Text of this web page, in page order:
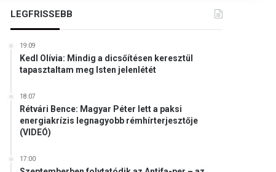
LEGFRISSEBB
19:09
Kedl Olívia: Mindig a dicsőítésen keresztül
tapasztaltam meg Isten jelenlétét
18:07
Rétvári Bence: Magyar Péter lett a paksi
energiakrízis legnagyobb rémhírterjesztője
(VIDEÓ)
17:00